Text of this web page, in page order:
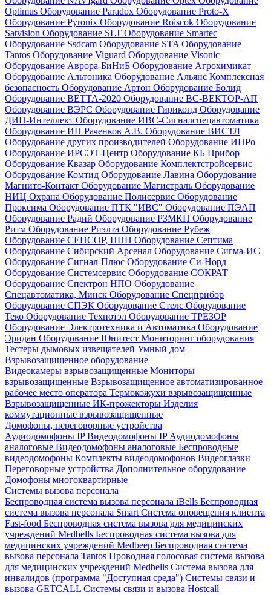
Optimus Оборудование Paradox Оборудование Proto-X
Оборудование Pyronix Оборудование Roiscok Оборудование
Satvision Оборудование SLT Оборудование Smartec
Оборудование Ssdcam Оборудование STA Оборудование
Tantos Оборудование Viguard Оборудование Visonic
Оборудование Аврора-БиНиБ Оборудование Агрохимикат
Оборудование Альтоника Оборудование Альянс Комплексная
безопасность Оборудование Артон Оборудование Болид
Оборудование ВЕТТА-2020 Оборудование ВС-ВЕКТОР-АП
Оборудование ВЭРС Оборудование Гириконд Оборудование
ДИП-Интеллект Оборудование ИВС-Сигналспецавтоматика
Оборудование ИП Раченков А.В. Оборудование ВИСТЛ
Оборудование других производителей Оборудование ИПРо
Оборудование ИРСЭТ-Центр Оборудование КБ Прибор
Оборудование Квазар Оборудование Комплектстройсервис
Оборудование Комтид Оборудование Лавина Оборудование
Магнито-Контакт Оборудование Магистраль Оборудование
НИЦ Охрана Оборудование Полисервис Оборудование
Проксима Оборудование ПТК "ИВС" Оборудование ПЭАП
Оборудование Радий Оборудование РЗМКП Оборудование
Ритм Оборудование Риэлта Оборудование Рубеж
Оборудование СЕНСОР, НПП Оборудование Септима
Оборудование Сибирский Арсенал Оборудование Сигма-ИС
Оборудование Сигнал-Плюс Оборудование Си-Норд
Оборудование Системсервис Оборудование СОКРАТ
Оборудование Спектрон НПО Оборудование
Спецавтоматика, Минск Оборудование Спецприбор
Оборудование СПЭК Оборудование Стелс Оборудование
Теко Оборудование Технотэл Оборудование ТРЕЗОР
Оборудование Электротехника и Автоматика Оборудование
Эридан Оборудование Юнитест Мониторинг оборудования
Тестеры дымовых извещателей Умный дом
Взрывозащищенное оборудование
Видеокамеры взрывозащищенные Мониторы
взрывозащищенные Взрывозащищенное автоматизированное
рабочее место оператора Термокожухи взрывозащищенные
Взрывозащищенные ИК-прожекторы Изделия
коммутационные взрывозащищенные
Домофоны, переговорные устройства
Аудиодомофоны IPВидеодомофоны IP Аудиодомофоны
аналоговые Видеодомофоны аналоговые Беспроводные
видеодомофоны Комплекты видеодомофонов Видеоглазки
Переговорные устройства Дополнительное оборудование
Домофоны многоквартирные
Системы вызова персонала
Беспроводная система вызова персонала iBells Беспроводная
система вызова персонала Smart Система оповещения клиента
Fast-food Беспроводная система вызова для медицинских
учреждений Medbells Беспроводная система вызова для
медицинских учреждений Medbeep Беспроводная система
вызова персонала Tantos Проводная голосовая система вызова
для медицинских учреждений Medbells Система вызова для
инвалидов (программа "Доступная среда") Системы связи и
вызова GETCALL Системы связи и вызова Hostcall